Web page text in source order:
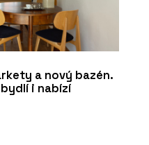
a nový bazén.
i nabízí